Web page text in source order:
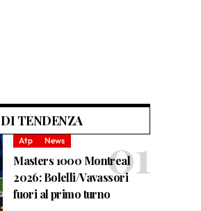
DI TENDENZA
Atp News
Masters 1000 Montreal
2026: Bolelli/Vavassori
fuori al primo turno